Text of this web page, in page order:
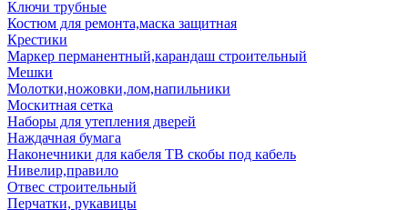
Ключи трубные
Костюм для ремонта,маска защитная
Крестики
Маркер перманентный,карандаш строительный
Мешки
Молотки,ножовки,лом,напильники
Москитная сетка
Наборы для утепления дверей
Наждачная бумага
Наконечники для кабеля ТВ скобы под кабель
Нивелир,правило
Отвес строительный
Перчатки, рукавицы